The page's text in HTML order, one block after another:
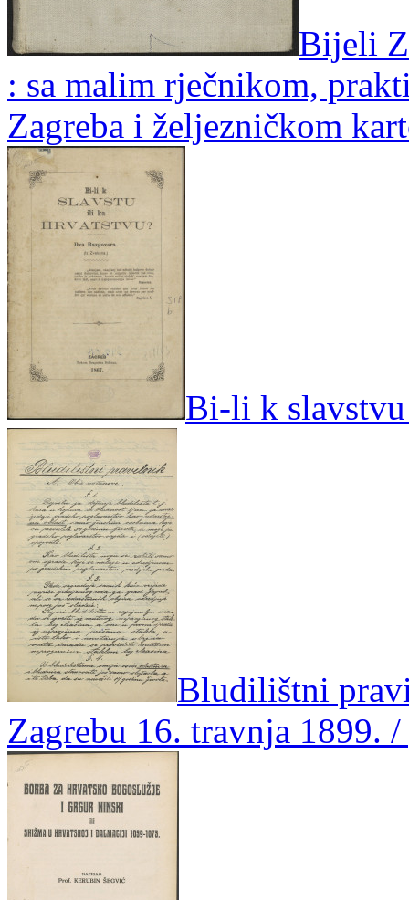
Bijeli
: sa malim rječnikom,
Zagreba i željezničkom
Bi-li k
Bludilištni
Zagrebu 16. travnja 1899.